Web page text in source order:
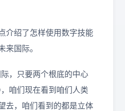
介绍了怎样使用数字技能
来国际。
，只要两个根底的中心
咱们现在看到咱们人类
去，咱们看到的都是立体